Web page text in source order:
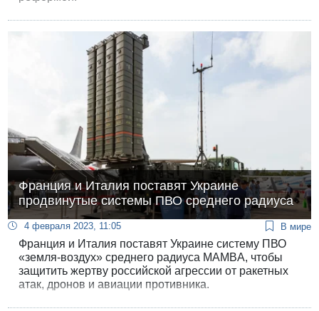
Франция и Италия поставят Украине
продвинутые системы ПВО среднего радиуса
4 февраля 2023, 11:05 В мире
Франция и Италия поставят Украине систему ПВО
«земля-воздух» среднего радиуса MAMBA, чтобы
защитить жертву российской агрессии от ракетных
атак, дронов и авиации противника.